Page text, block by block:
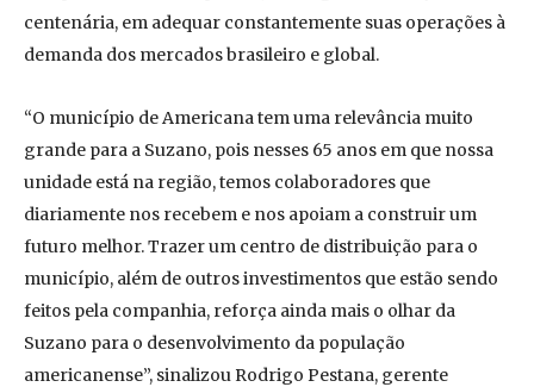
centenária, em adequar constantemente suas operações à
demanda dos mercados brasileiro e global.
“O município de Americana tem uma relevância muito
grande para a Suzano, pois nesses 65 anos em que nossa
unidade está na região, temos colaboradores que
diariamente nos recebem e nos apoiam a construir um
futuro melhor. Trazer um centro de distribuição para o
município, além de outros investimentos que estão sendo
feitos pela companhia, reforça ainda mais o olhar da
Suzano para o desenvolvimento da população
americanense”, sinalizou Rodrigo Pestana, gerente